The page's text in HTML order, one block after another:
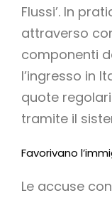
Flussi’. In
attraverso
componenti
l’ingresso in
quote regolari
tramite il
Favorivano
Le accuse